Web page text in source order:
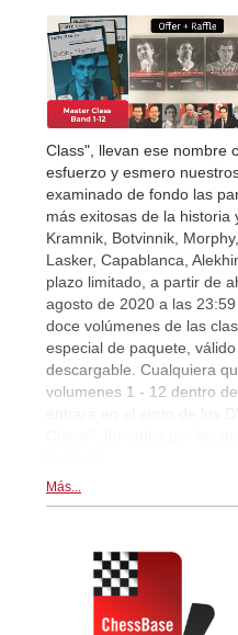
Class", llevan ese nombre
esfuerzo y esmero
examinado de fondo las
más exitosas de la historia
Kramnik, Botvinnik,
Lasker, Capablanca,
plazo limitado, a partir de
agosto de 2020 a las
doce volúmenes de las
especial de paquete,
descargable. Cualquiera
volumenes 1 - 12 dentro
Más...